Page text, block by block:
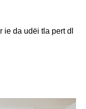
ie da udëi tla pert dl